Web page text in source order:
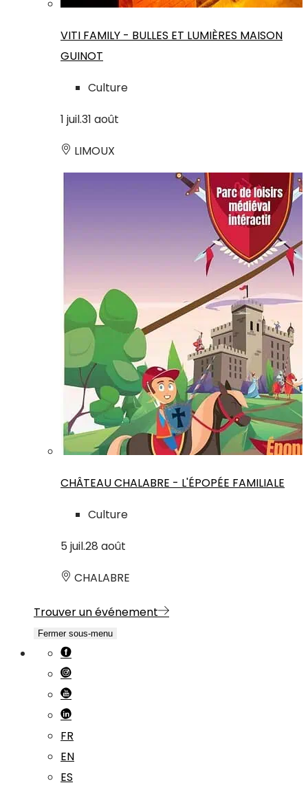
VITI FAMILY - BULLES ET LUMIÈRES MAISON
GUINOT
Culture
1 juil.31 août
LIMOUX
CHÂTEAU CHALABRE - L'ÉPOPÉE FAMILIALE
Culture
5 juil.28 août
CHALABRE
Trouver un événement
Fermer sous-menu
FR
EN
ES